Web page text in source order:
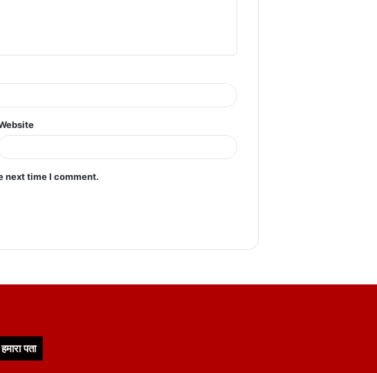
next time I comment.
हमारा पता